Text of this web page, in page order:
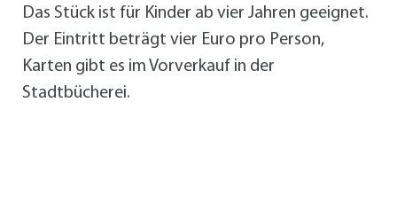
Das Stück ist für Kinder ab vier Jahren geeignet.
Der Eintritt beträgt vier Euro pro Person,
Karten gibt es im Vorverkauf in der
Stadtbücherei.